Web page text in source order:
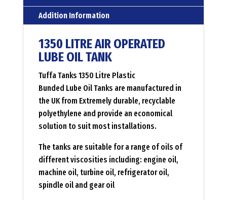
Addition Information
1350 LITRE AIR OPERATED
LUBE OIL TANK
Tuffa Tanks 1350 Litre Plastic
Bunded Lube Oil Tanks are manufactured in
the UK from Extremely durable, recyclable
polyethylene and provide an economical
solution to suit most installations.
The tanks are suitable for a range of oils of
different viscosities including: engine oil,
machine oil, turbine oil, refrigerator oil,
spindle oil and gear oil